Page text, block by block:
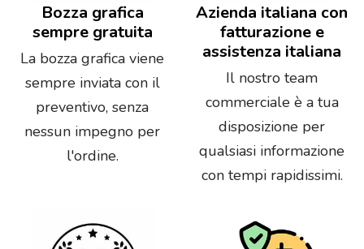
Bozza grafica
sempre gratuita
La bozza grafica viene
sempre inviata con il
preventivo, senza
nessun impegno per
l'ordine.
Azienda italiana con
fatturazione e
assistenza italiana
Il nostro team
commerciale è a tua
disposizione per
qualsiasi informazione
con tempi rapidissimi.